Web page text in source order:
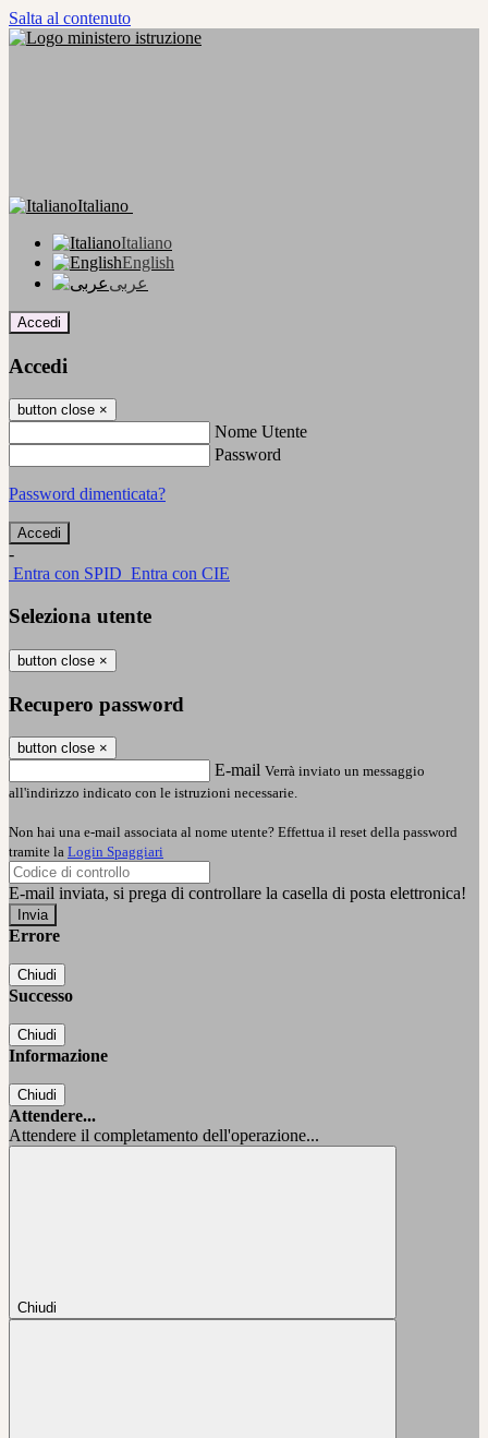
Salta al contenuto
Italiano
Italiano
English
عربى
Accedi
Accedi
button close ×
Nome Utente
Password
Password dimenticata?
-
Entra con SPID Entra con CIE
Seleziona utente
button close ×
Recupero password
button close ×
E-mail Verrà inviato un messaggio
all'indirizzo indicato con le istruzioni necessarie.
Non hai una e-mail associata al nome utente? Effettua il reset della password
tramite la Login Spaggiari
E-mail inviata, si prega di controllare la casella di posta elettronica!
Errore
Chiudi
Successo
Chiudi
Informazione
Chiudi
Attendere...
Attendere il completamento dell'operazione...
Chiudi